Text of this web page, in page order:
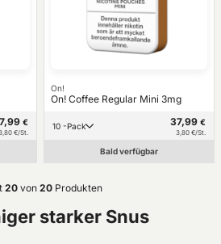
€
€/St.
On!
On! Coffee Regular Mini 3mg
10 -Pack 37,99 €
3,80 €/St.
Bald verfügbar
20von 20 Produkten
starker Snus